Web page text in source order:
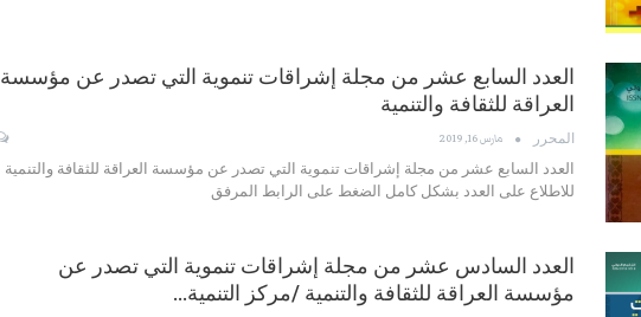
العدد السابع عشر من مجلة إشراقات تنموية التي تصدر عن مؤسسة
العراقة للثقافة والتنمية
المحرر مارس 16, 2019
العدد السابع عشر من مجلة إشراقات تنموية التي تصدر عن مؤسسة العراقة للثقافة والتنمية
للاطلاع على العدد بشكل كامل الضغط على الرابط المرفق
العدد السادس عشر من مجلة إشراقات تنموية التي تصدر عن
مؤسسة العراقة للثقافة والتنمية /مركز التنمية…